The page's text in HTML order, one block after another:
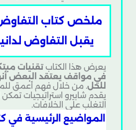
ملخص كتاب
يقبل التفاوض
يعرض هذا الكتاب تقنيات
في مواقف يعتقد البعض
للحل. من خلال فهم أعمق
يقدم شابيرو استراتيجيات
التغلب على الخلافات.
المواضيع الرئيسية في